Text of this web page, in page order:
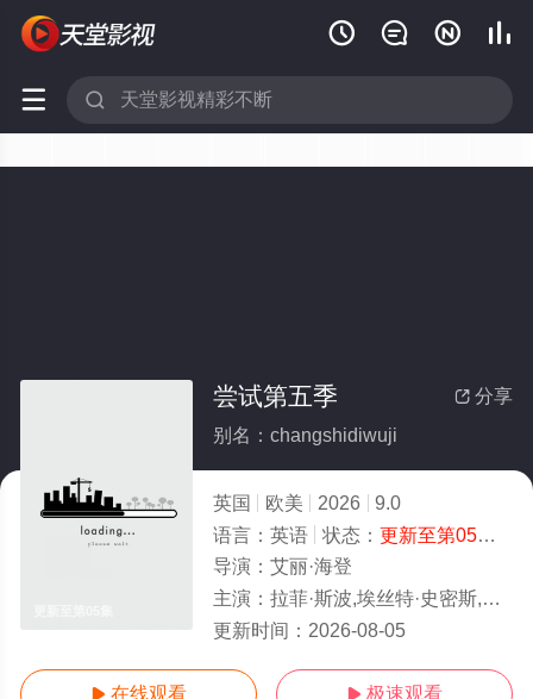
   
 
 分享
尝试第五季
别名：changshidiwuji
英国 欧美 2026
9.0
语言： 英语 状态： 更新至第05集
导演： 艾丽·海登
主演： 拉菲·斯波,埃丝特·史密斯,达伦·博伊德,珊·布鲁克,夏洛特·莱利,西莉亚·伊姆里,科林·摩根,斯嘉丽·雷纳,库珀·特纳,吉米索拉·艾库
更新时间： 2026-08-05
 在线观看  极速观看